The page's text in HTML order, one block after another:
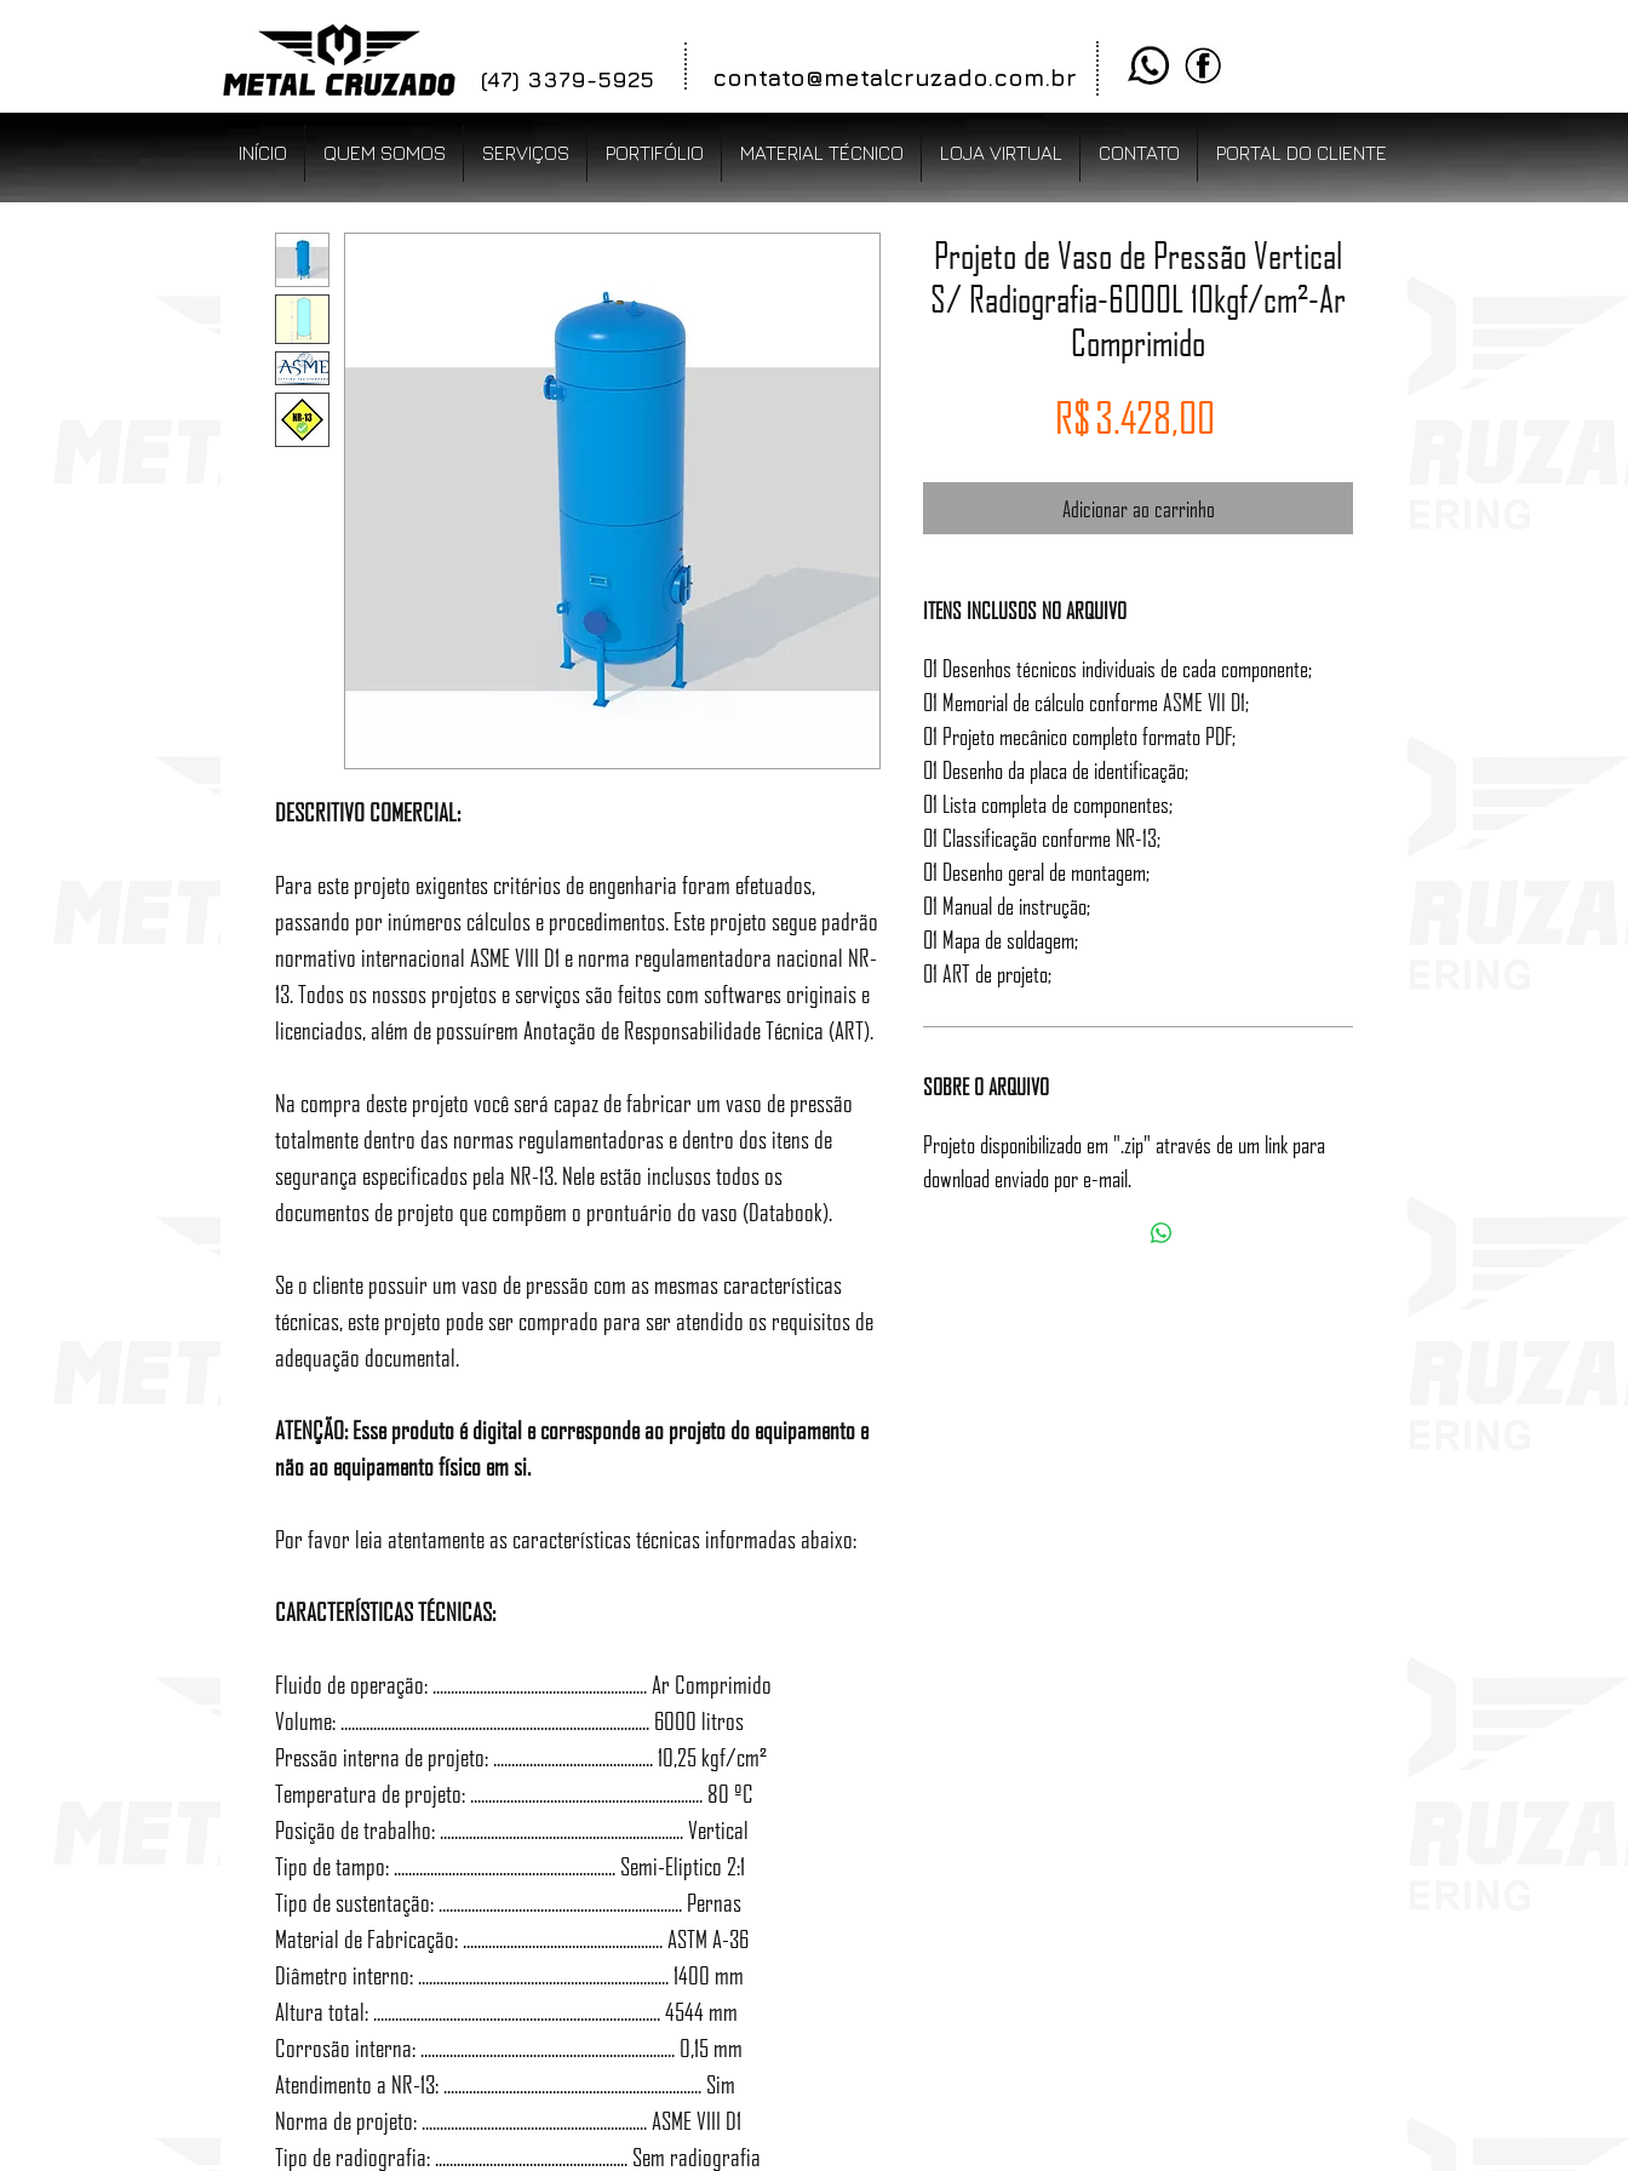
(47) 3379-5925 contato@metalcruzado.com.br
INÍCIO QUEM SOMOS SERVIÇOS PORTIFÓLIO MATERIAL TÉCNICO LOJA VIRTUAL CONTATO PORTAL DO CLIENTE
DESCRITIVO COMERCIAL:
Para este projeto exigentes critérios de engenharia foram efetuados,
passando por inúmeros cálculos e procedimentos. Este projeto segue padrão
normativo internacional ASME VIII D1 e norma regulamentadora nacional NR-
13. Todos os nossos projetos e serviços são feitos com softwares originais e
licenciados, além de possuírem Anotação de Responsabilidade Técnica (ART).
Na compra deste projeto você será capaz de fabricar um vaso de pressão
totalmente dentro das normas regulamentadoras e dentro dos itens de
segurança especificados pela NR-13. Nele estão inclusos todos os
documentos de projeto que compõem o prontuário do vaso (Databook).
Se o cliente possuir um vaso de pressão com as mesmas características
técnicas, este projeto pode ser comprado para ser atendido os requisitos de
adequação documental.
ATENÇÃO: Esse produto é digital e corresponde ao projeto do equipamento e
não ao equipamento físico em si.
Por favor leia atentamente as características técnicas informadas abaixo:
CARACTERÍSTICAS TÉCNICAS:
Fluido de operação: ........................................................... Ar Comprimido
Volume: ..................................................................................... 6000 litros
Pressão interna de projeto: ............................................ 10,25 kgf/cm²
Temperatura de projeto: ................................................................ 80 ºC
Posição de trabalho: ................................................................... Vertical
Tipo de tampo: ............................................................. Semi-Eliptico 2:1
Tipo de sustentação: ................................................................... Pernas
Material de Fabricação: ....................................................... ASTM A-36
Diâmetro interno: ..................................................................... 1400 mm
Altura total: ............................................................................... 4544 mm
Corrosão interna: ...................................................................... 0,15 mm
Atendimento a NR-13: ....................................................................... Sim
Norma de projeto: .............................................................. ASME VIII D1
Tipo de radiografia: ..................................................... Sem radiografia
Projeto de Vaso de Pressão Vertical
S/ Radiografia-6000L 10kgf/cm²-Ar
Comprimido
R$ 3.428,00
Adicionar ao carrinho
ITENS INCLUSOS NO ARQUIVO
01 Desenhos técnicos individuais de cada componente;
01 Memorial de cálculo conforme ASME VII D1;
01 Projeto mecânico completo formato PDF;
01 Desenho da placa de identificação;
01 Lista completa de componentes;
01 Classificação conforme NR-13;
01 Desenho geral de montagem;
01 Manual de instrução;
01 Mapa de soldagem;
01 ART de projeto;
SOBRE O ARQUIVO
Projeto disponibilizado em ".zip" através de um link para
download enviado por e-mail.